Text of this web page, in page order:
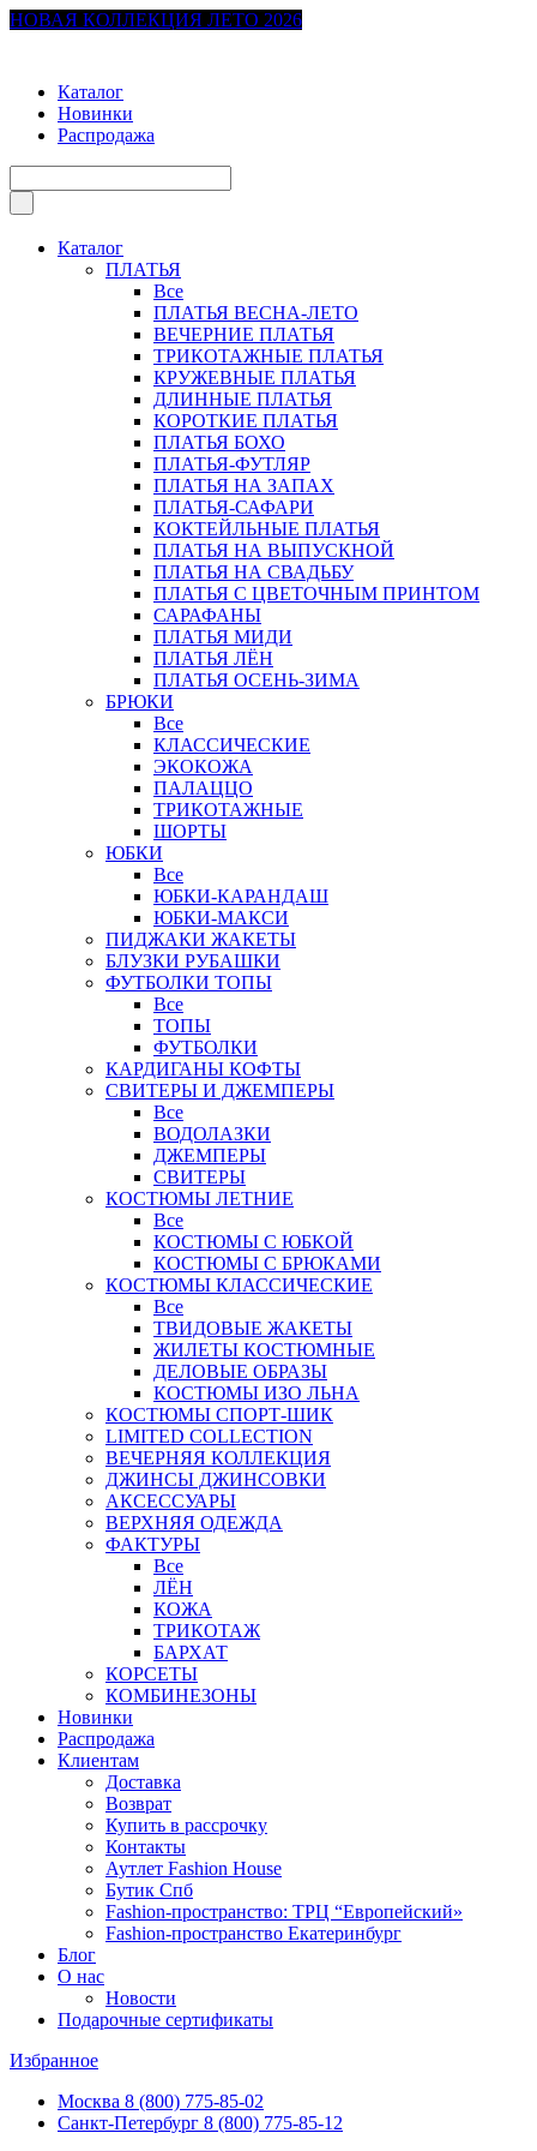
НОВАЯ КОЛЛЕКЦИЯ ЛЕТО 2026
Каталог
Новинки
Распродажа
Каталог
ПЛАТЬЯ
Все
ПЛАТЬЯ ВЕСНА-ЛЕТО
ВЕЧЕРНИЕ ПЛАТЬЯ
ТРИКОТАЖНЫЕ ПЛАТЬЯ
КРУЖЕВНЫЕ ПЛАТЬЯ
ДЛИННЫЕ ПЛАТЬЯ
КОРОТКИЕ ПЛАТЬЯ
ПЛАТЬЯ БОХО
ПЛАТЬЯ-ФУТЛЯР
ПЛАТЬЯ НА ЗАПАХ
ПЛАТЬЯ-САФАРИ
КОКТЕЙЛЬНЫЕ ПЛАТЬЯ
ПЛАТЬЯ НА ВЫПУСКНОЙ
ПЛАТЬЯ НА СВАДЬБУ
ПЛАТЬЯ С ЦВЕТОЧНЫМ ПРИНТОМ
САРАФАНЫ
ПЛАТЬЯ МИДИ
ПЛАТЬЯ ЛЁН
ПЛАТЬЯ ОСЕНЬ-ЗИМА
БРЮКИ
Все
КЛАССИЧЕСКИЕ
ЭКОКОЖА
ПАЛАЦЦО
ТРИКОТАЖНЫЕ
ШОРТЫ
ЮБКИ
Все
ЮБКИ-КАРАНДАШ
ЮБКИ-МАКСИ
ПИДЖАКИ ЖАКЕТЫ
БЛУЗКИ РУБАШКИ
ФУТБОЛКИ ТОПЫ
Все
ТОПЫ
ФУТБОЛКИ
КАРДИГАНЫ КОФТЫ
СВИТЕРЫ И ДЖЕМПЕРЫ
Все
ВОДОЛАЗКИ
ДЖЕМПЕРЫ
СВИТЕРЫ
КОСТЮМЫ ЛЕТНИЕ
Все
КОСТЮМЫ С ЮБКОЙ
КОСТЮМЫ С БРЮКАМИ
КОСТЮМЫ КЛАССИЧЕСКИЕ
Все
ТВИДОВЫЕ ЖАКЕТЫ
ЖИЛЕТЫ КОСТЮМНЫЕ
ДЕЛОВЫЕ ОБРАЗЫ
КОСТЮМЫ ИЗО ЛЬНА
КОСТЮМЫ СПОРТ-ШИК
LIMITED COLLECTION
ВЕЧЕРНЯЯ КОЛЛЕКЦИЯ
ДЖИНСЫ ДЖИНСОВКИ
АКСЕССУАРЫ
ВЕРХНЯЯ ОДЕЖДА
ФАКТУРЫ
Все
ЛЁН
КОЖА
ТРИКОТАЖ
БАРХАТ
КОРСЕТЫ
КОМБИНЕЗОНЫ
Новинки
Распродажа
Клиентам
Доставка
Возврат
Купить в рассрочку
Контакты
Аутлет Fashion House
Бутик Спб
Fashion-пространство: ТРЦ “Европейский»
Fashion-пространство Екатеринбург
Блог
О нас
Новости
Подарочные сертификаты
Избранное
Москва 8 (800) 775-85-02
Санкт-Петербург 8 (800) 775-85-12